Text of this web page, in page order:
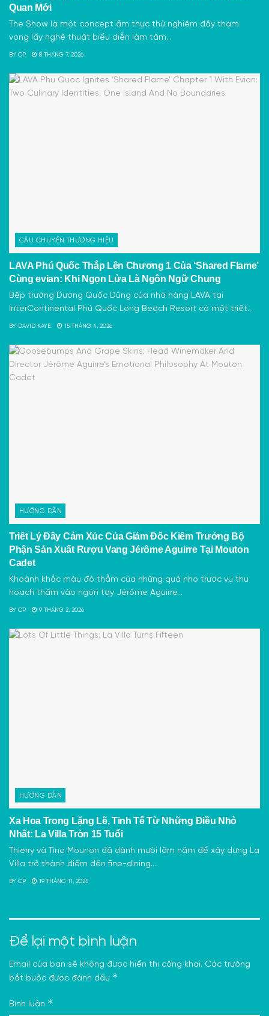
Quan Mới
The Show là một concept ẩm thực thử nghiệm đầy tham
vọng lấy nghệ thuật biểu diễn làm tâm...
BY CP 8 THÁNG 7, 2026
CÂU CHUYỆN THƯƠNG HIỆU
LAVA Phú Quốc Thắp Lên Chương 1 Của ‘Shared Flame’
Cùng evian: Khi Ngọn Lửa Là Ngôn Ngữ Chung
Bếp trưởng Dương Quốc Dũng của nhà hàng LAVA tại
InterContinental Phú Quốc Long Beach Resort có một triết...
BY DAVID KAYE 15 THÁNG 4, 2026
HƯỚNG DẪN
Triết Lý Đầy Cảm Xúc Của Giám Đốc Kiêm Trưởng Bộ
Phận Sản Xuất Rượu Vang Jérôme Aguirre Tại Mouton
Cadet
Khoảnh khắc màu đỏ thẫm của những quả nho trước vụ thu
hoạch thấm vào ngón tay Jérôme Aguirre...
BY CP 9 THÁNG 2, 2026
HƯỚNG DẪN
Xa Hoa Trong Lặng Lẽ, Tinh Tế Từ Những Điều Nhỏ
Nhất: La Villa Tròn 15 Tuổi
Thierry và Tina Mounon đã dành mười lăm năm để xây dựng La
Villa trở thành điểm đến fine-dining...
BY CP 19 THÁNG 11, 2025
Để lại một bình luận
Email của bạn sẽ không được hiển thị công khai. Các trường
bắt buộc được đánh dấu *
Bình luận *